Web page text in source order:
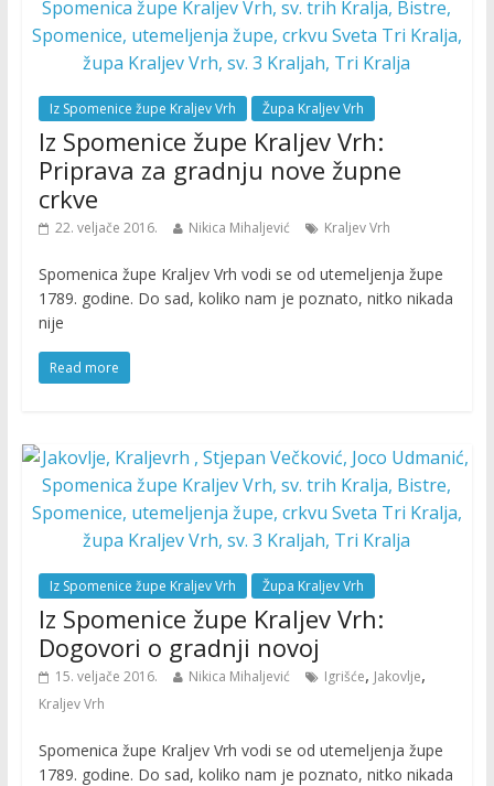
Iz Spomenice župe Kraljev Vrh Župa Kraljev Vrh
Iz Spomenice župe Kraljev Vrh:
Priprava za gradnju nove župne
crkve
22. veljače 2016. Nikica Mihaljević Kraljev Vrh
Spomenica župe Kraljev Vrh vodi se od utemeljenja župe
1789. godine. Do sad, koliko nam je poznato, nitko nikada
nije
Read more
Iz Spomenice župe Kraljev Vrh Župa Kraljev Vrh
Iz Spomenice župe Kraljev Vrh:
Dogovori o gradnji novoj
15. veljače 2016. Nikica Mihaljević Igrišće, Jakovlje,
Kraljev Vrh
Spomenica župe Kraljev Vrh vodi se od utemeljenja župe
1789. godine. Do sad, koliko nam je poznato, nitko nikada